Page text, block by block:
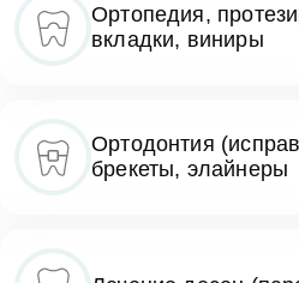
Ортопедия,
вкладки, виниры
Ортодонтия
брекеты, элайнеры